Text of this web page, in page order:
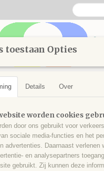
Painting> Diamond
Painting 45x35cm
toestaan Opties
Details Over
worden cookies
door ons gebruikt voor
sociale media-functies en het
advertenties. Daarnaast verlenen
en analysepartners
gebruikt. Zij kunnen deze